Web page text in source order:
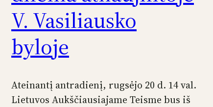
V. Vasiliausko
byloje
Ateinantį antradienį, rugsėjo 20 d. 14 val.
Lietuvos Aukščiausiajame Teisme bus iš